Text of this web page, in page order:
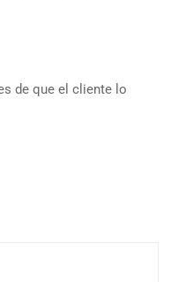
de que el cliente lo